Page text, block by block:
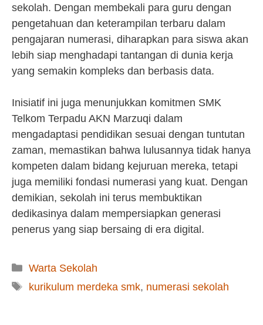
sekolah. Dengan membekali para guru dengan
pengetahuan dan keterampilan terbaru dalam
pengajaran numerasi, diharapkan para siswa akan
lebih siap menghadapi tantangan di dunia kerja
yang semakin kompleks dan berbasis data.
Inisiatif ini juga menunjukkan komitmen SMK
Telkom Terpadu AKN Marzuqi dalam
mengadaptasi pendidikan sesuai dengan tuntutan
zaman, memastikan bahwa lulusannya tidak hanya
kompeten dalam bidang kejuruan mereka, tetapi
juga memiliki fondasi numerasi yang kuat. Dengan
demikian, sekolah ini terus membuktikan
dedikasinya dalam mempersiapkan generasi
penerus yang siap bersaing di era digital.
Kategori
Warta Sekolah
Tag
kurikulum merdeka smk, numerasi sekolah